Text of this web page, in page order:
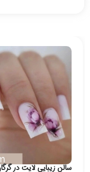
سالن زیبایی لایت در